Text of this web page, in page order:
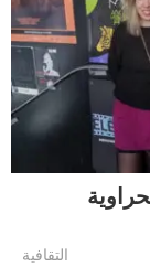
التقافية